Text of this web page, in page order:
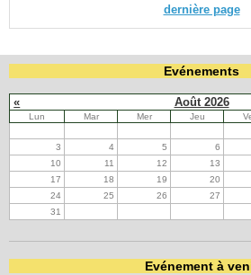
dernière page
Evénements
« Août 2026
Lun Mar Mer Jeu
3
4 5 6
10
11 12 13
17
18 19 20
24
25 26 27
31
Evénement à